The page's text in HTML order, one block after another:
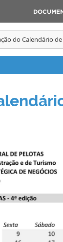
do Calendário